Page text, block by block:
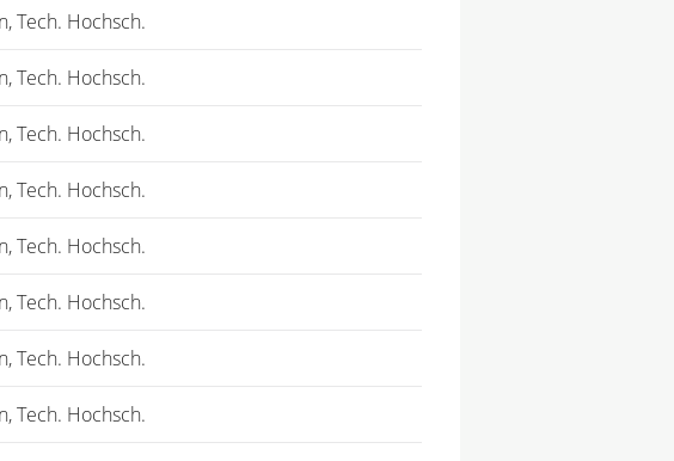
Tech. Hochsch.
Tech. Hochsch.
Tech. Hochsch.
Tech. Hochsch.
Tech. Hochsch.
Tech. Hochsch.
Tech. Hochsch.
Tech. Hochsch.